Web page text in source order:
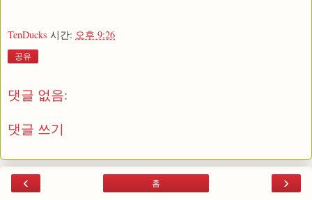
TenDucks 시간: 오후 9:26
공유
댓글 없음:
댓글 쓰기
‹ ›
홈